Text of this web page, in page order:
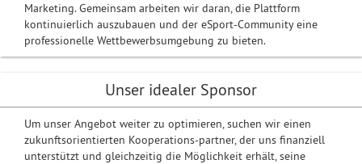
Marketing. Gemeinsam arbeiten wir daran, die Plattform
kontinuierlich auszubauen und der eSport-Community eine
professionelle Wettbewerbsumgebung zu bieten.
Unser idealer Sponsor
Um unser Angebot weiter zu optimieren, suchen wir einen
zukunftsorientierten Kooperations-partner, der uns finanziell
unterstützt und gleichzeitig die Möglichkeit erhält, seine